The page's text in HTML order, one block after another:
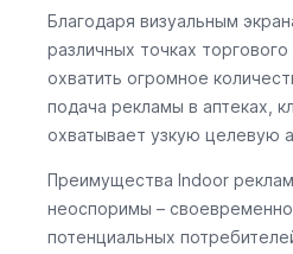
Indoor рекламы.
Благодаря визуальным
различных точках торгового
охватить огромное
подача рекламы в аптеках,
охватывает узкую целевую
Преимущества Indoor
неоспоримы –
потенциальных